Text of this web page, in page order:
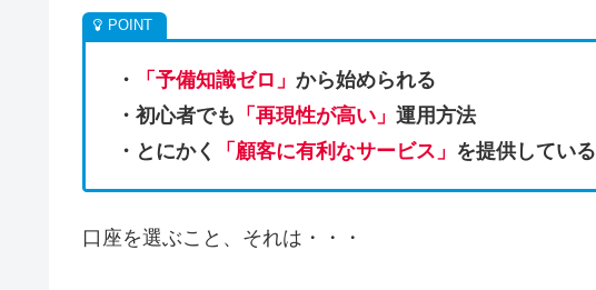
・ 「予備知識ゼロ」 から始められる
・初心者でも 「再現性が高い」 運用方法
・とにかく
「顧客に有利なサービス」 を提供している
口座を選ぶこと、それは・・・